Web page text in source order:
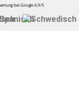
bei Google 4,9/5